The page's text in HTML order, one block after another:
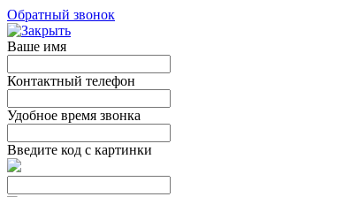
Обратный звонок
Ваше имя
Контактный телефон
Удобное время звонка
Введите код с картинки